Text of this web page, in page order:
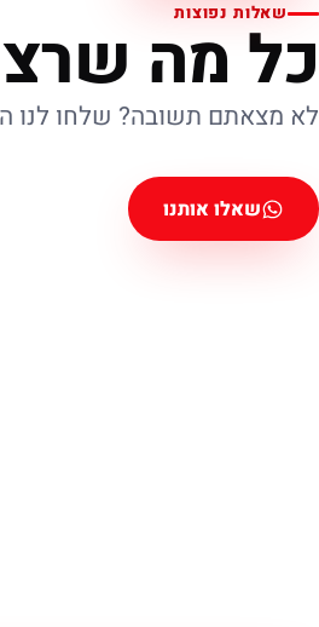
שאלות נפוצות
כל מה
לא מצאתם תשובה? שלחו לנו
שאלו אותנו